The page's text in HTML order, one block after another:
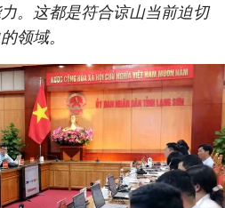
梁
。这都是符合谅山当前迫切
领域。